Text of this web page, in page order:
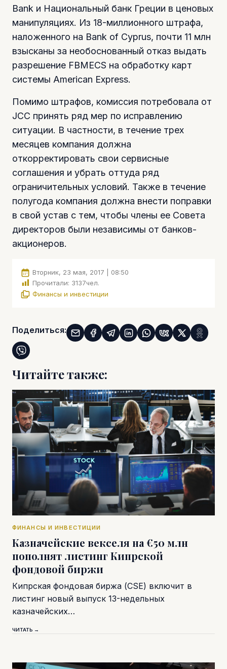
Bank и Национальный банк Греции в ценовых
манипуляциях. Из 18-миллионного штрафа,
наложенного на Bank of Cyprus, почти 11 млн
взысканы за необоснованный отказ выдать
разрешение FBMECS на обработку карт
системы American Express.
Помимо штрафов, комиссия потребовала от
JCC принять ряд мер по исправлению
ситуации. В частности, в течение трех
месяцев компания должна
откорректировать свои сервисные
соглашения и убрать оттуда ряд
ограничительных условий. Также в течение
полугода компания должна внести поправки
в свой устав с тем, чтобы члены ее Совета
директоров были независимы от банков-
акционеров.
Вторник, 23 мая, 2017 | 08:50
Прочитали: 3137чел.
Финансы и инвестиции
Поделиться:
Читайте также:
ФИНАНСЫ И ИНВЕСТИЦИИ
Казначейские векселя на €50 млн
пополнят листинг Кипрской
фондовой биржи
Кипрская фондовая биржа (CSE) включит в
листинг новый выпуск 13-недельных
казначейских…
ЧИТАТЬ →